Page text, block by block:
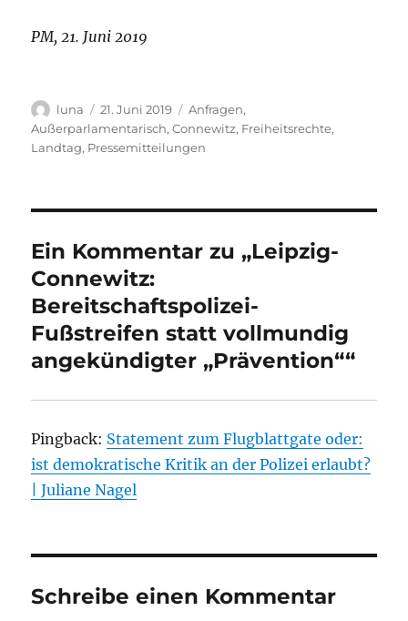
PM, 21. Juni 2019
Autor
luna
Veröffentlicht
am
21. Juni 2019 Kategorien
Anfragen,
Außerparlamentarisch,Connewitz, Freiheitsrechte,
Landtag, Pressemitteilungen
Ein Kommentar zu „Leipzig-
Connewitz:
Bereitschaftspolizei-
Fußstreifen statt vollmundig
angekündigter „Prävention““
Pingback: Statement zum Flugblattgate oder:
ist demokratische Kritik an der Polizei erlaubt?
| Juliane Nagel
Schreibe einen Kommentar